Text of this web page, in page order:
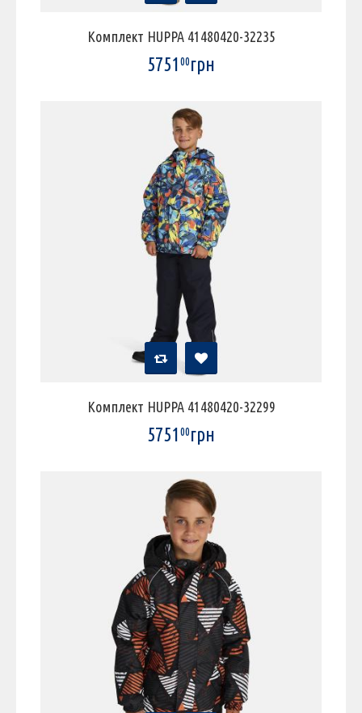
Комплект HUPPA 41480420-32235
575100грн
Комплект HUPPA 41480420-32299
575100грн